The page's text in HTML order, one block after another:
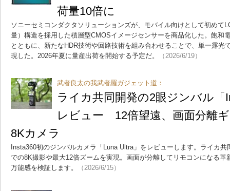
荷量10倍に
ソニーセミコンダクタソリューションズが、モバイル向けとして初めて
量）構造を採用した積層型CMOSイメージセンサーを商品化した。飽和
とともに、新たなHDR技術や回路技術を組み合わせることで、単一露光
現した。2026年夏に量産出荷を開始する予定だ。
（2026/6/19）
武者良太の我武者羅ガジェット道：
ライカ共同開発の2眼ジンバル「
レビュー 12倍望遠、画面分離
8Kカメラ
Insta360初のジンバルカメラ「Luna Ultra」をレビューします。ライカ
での8K撮影や最大12倍ズームを実現。画面が分離してリモコンになる
万能感を検証します。
（2026/6/15）